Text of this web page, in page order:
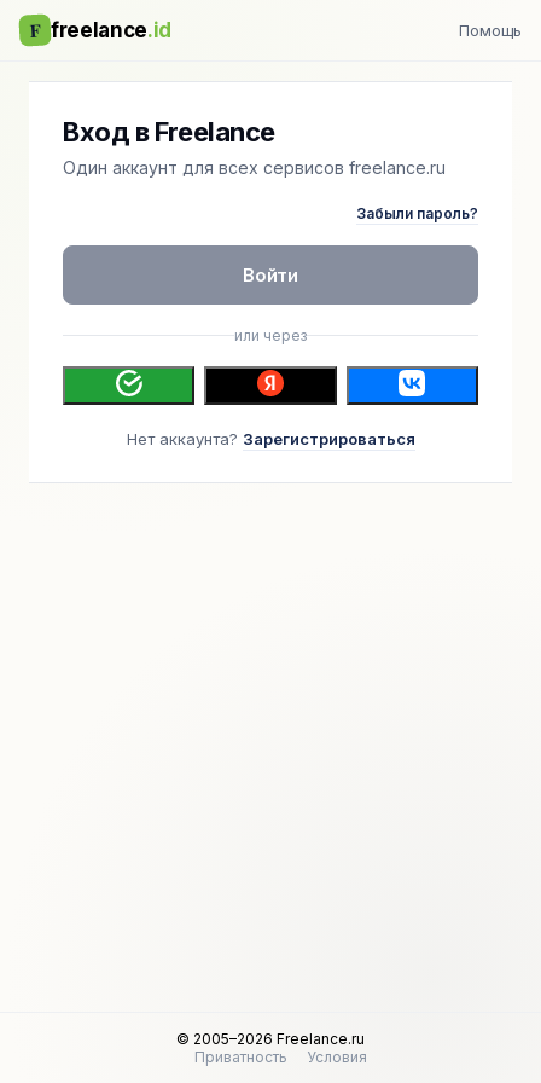
F freelance.id Помощь
Вход в Freelance
Один аккаунт для всех сервисов freelance.ru
Забыли пароль?
Войти
или через
Нет аккаунта? Зарегистрироваться
© 2005–2026 Freelance.ru
Приватность
Условия